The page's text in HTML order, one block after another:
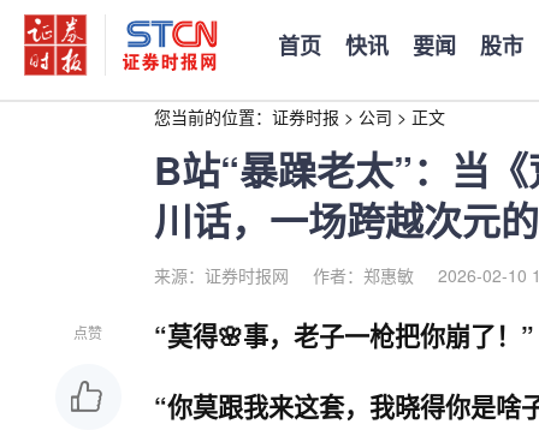
首页 快讯 要闻 股市
您当前的位置： 证券时报 > 公司 > 正文
B站“暴躁老太”：当
川话，一场跨越次元
来源：证券时报网 作者：郑惠敏 2026-02-10
点赞
“莫得🌸事，老子一枪把你崩了！”
“你莫跟我来这套，我晓得你是啥